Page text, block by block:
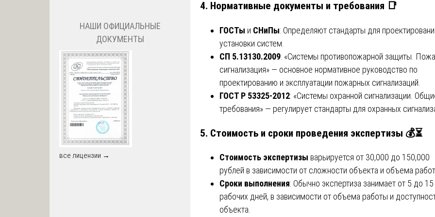
4. Нормативные документы и требования 📑
ГОСТы и СНиПы: Определяют стандарты для
установки систем.
СП 5.13130.2009: «Системы противопожарной защиты.
сигнализация» — основное нормативное руководство по
проектированию и эксплуатации пожарных сигнализаций.
ГОСТ Р 53325-2012: «Системы охранной сигнализации.
требования» — регулирует стандарты для охранных
5. Стоимость и сроки проведения экспертизы 💰⏳
Стоимость экспертизы варьируется от 30,000 до 150,000
рублей в зависимости от сложности объекта и объема
Сроки выполнения: Обычно экспертиза занимает от 5 до 15
рабочих дней, в зависимости от объема работы и
объекта.
НАШИ ОФИЦИАЛЬНЫЕ
ДОКУМЕНТЫ
все лицензии →